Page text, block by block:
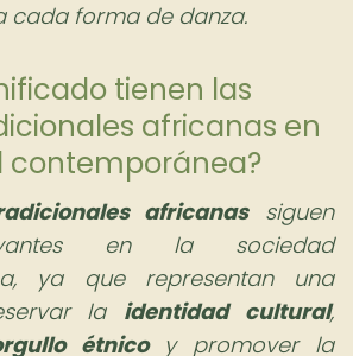
cada forma de danza.
tienen las
africanas en
contemporánea?
africanassiguen
en la sociedad
ya que representan una
la identidad cultural,
étnicoy promover la